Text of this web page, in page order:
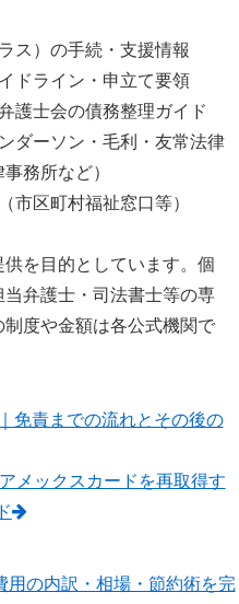
ス）の手続・支援情報
ドライン・申立て要領
護士会の債務整理ガイド
ダーソン・毛利・友常法律
務所など）
市区町村福祉窓口等）
供を目的としています。個
弁護士・司法書士等の専
度や金額は各公式機関で
免責までの流れとその後の
メックスカードを再取得す
用の内訳・相場・節約術を完